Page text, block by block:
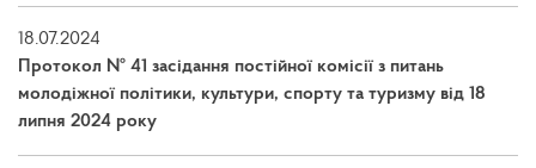
18.07.2024
Протокол № 41 засідання постійної комісії з питань
молодіжної політики, культури, спорту та туризму від 18
липня 2024 року